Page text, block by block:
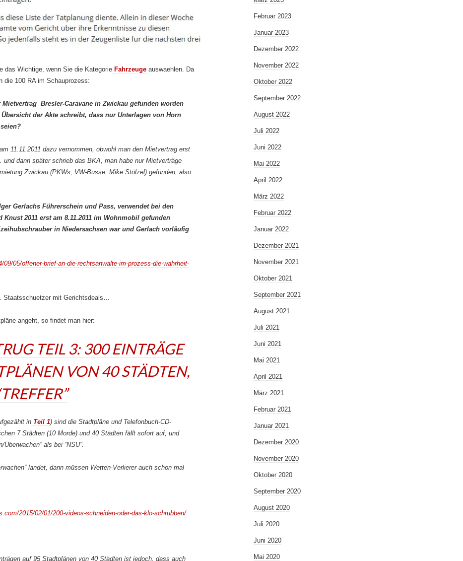
das Wichtige, wenn Sie die Kategorie Fahrzeuge auswaehlen. Da
die 100 RA im Schauprozess:
Bresler-Caravane in Zwickau gefunden worden
der Akte schreibt, dass nur Unterlagen von Horn
11.11.2011 dazu vernommen, obwohl man den Mietvertrag erst
dann später schrieb das BKA, man habe nur Mietverträge
Zwickau (PKWs, VW-Busse, Mike Stölzel) gefunden, also
Gerlachs Führerschein und Pass, verwendet bei den
Knust 2011 erst am 8.11.2011 im Wohnmobil gefunden
in Niedersachsen war und Gerlach vorläufig
05/offener-brief-an-die-rechtsanwalte-im-prozess-die-wahrheit-
Staatsschuetzer mit Gerichtsdeals…
angeht, so findet man hier:
TEIL 3: 300 EINTRÄGE
VON 40 STÄDTEN,
in Teil 1) sind die Stadtpläne und Telefonbuch-CD-
7 Städten (10 Morde) und 40 Städten fällt sofort auf, und
als bei “NSU”.
landet, dann müssen Wetten-Verlierer auch schon mal
2015/02/01/200-videos-schneiden-oder-das-klo-schrubben/
auf 95 Stadtplänen von 40 Städten ist jedoch, dass auch
Februar 2023
Januar 2023
Dezember 2022
November 2022
Oktober 2022
September 2022
August 2022
Juli 2022
Juni 2022
Mai 2022
April 2022
März 2022
Februar 2022
Januar 2022
Dezember 2021
November 2021
Oktober 2021
September 2021
August 2021
Juli 2021
Juni 2021
Mai 2021
April 2021
März 2021
Februar 2021
Januar 2021
Dezember 2020
November 2020
Oktober 2020
September 2020
August 2020
Juli 2020
Juni 2020
Mai 2020